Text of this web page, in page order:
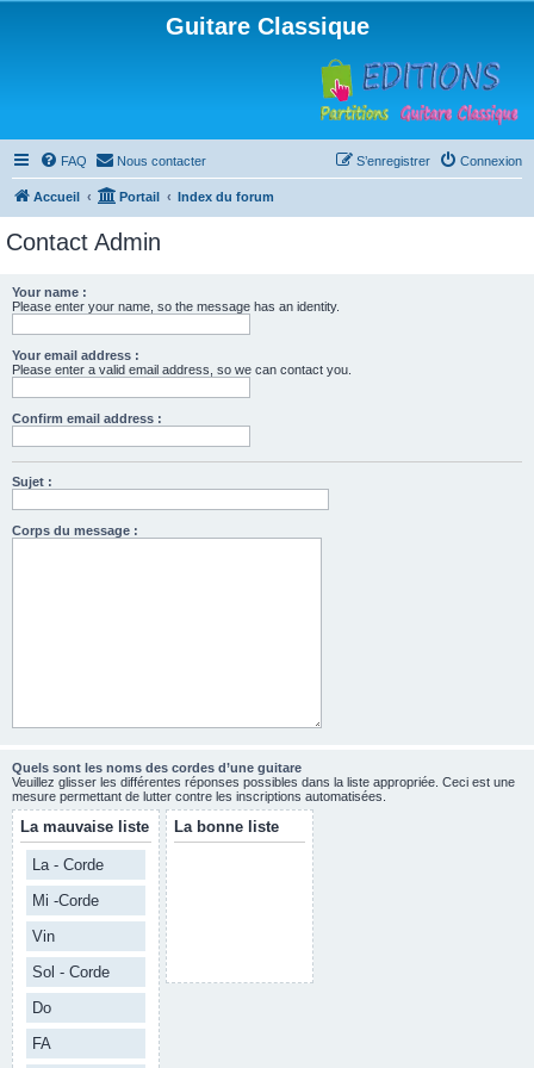
Guitare Classique
FAQ Nous contacter Connexion
S’enregistrer
Accueil Portail Index du forum
Contact Admin
Your name :
Please enter your name, so the message has an identity.
Your email address :
Please enter a valid email address, so we can contact you.
Confirm email address :
Sujet :
Corps du message :
Quels sont les noms des cordes d’une guitare
Veuillez glisser les différentes réponses possibles dans la liste appropriée. Ceci est une
mesure permettant de lutter contre les inscriptions automatisées.
La mauvaise liste
La - Corde
Mi -Corde
Vin
Sol - Corde
Do
FA
La bonne liste